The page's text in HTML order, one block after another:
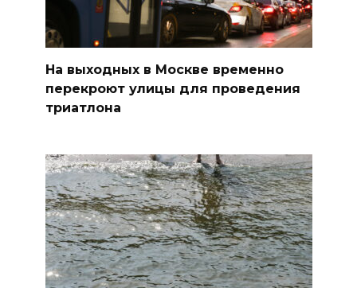
На выходных в Москве временно
перекроют улицы для проведения
триатлона